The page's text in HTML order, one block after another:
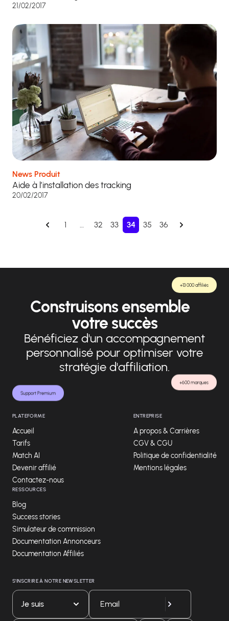
21/02/2017
News Produit
Aide à l’installation des tracking
20/02/2017
1 … 32 33 34 35 36
Support Premium
+600 marques
+13 000 affiliés
Construisons ensemble
votre succès
Bénéficiez d'un accompagnement
personnalisé pour optimiser votre
stratégie d'affiliation.
PLATEFORME
Accueil
Tarifs
Match AI
Devenir affilié
Contactez-nous
ENTREPRISE
A propos & Carrières
CGV & CGU
Politique de confidentialité
Mentions légales
RESSOURCES
Blog
Success stories
Simulateur de commission
Documentation Annonceurs
Documentation Affiliés
S'INSCRIRE À NOTRE NEWSLETTER
Je suis